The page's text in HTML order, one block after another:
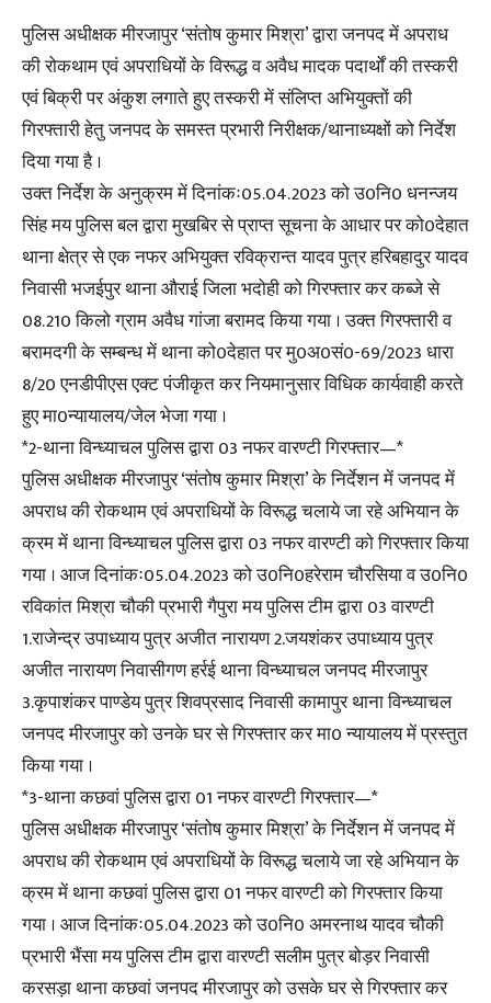
पुलिस अधीक्षक मीरजापुर ‘संतोष कुमार मिश्रा’ द्वारा जनपद में अपराध
की रोकथाम एवं अपराधियों के विरूद्ध व अवैध मादक पदार्थों की तस्करी
एवं बिक्री पर अंकुश लगाते हुए तस्करी में संलिप्त अभियुक्तों की
गिरफ्तारी हेतु जनपद के समस्त प्रभारी निरीक्षक/थानाध्यक्षों को निर्देश
दिया गया है ।
उक्त निर्देश के अनुक्रम में दिनांकः05.04.2023 को उ0नि0 धनन्जय
सिंह मय पुलिस बल द्वारा मुखबिर से प्राप्त सूचना के आधार पर को0देहात
थाना क्षेत्र से एक नफर अभियुक्त रविक्रान्त यादव पुत्र हरिबहादुर यादव
निवासी भजईपुर थाना औराई जिला भदोही को गिरफ्तार कर कब्जे से
08.210 किलो ग्राम अवैध गांजा बरामद किया गया । उक्त गिरफ्तारी व
बरामदगी के सम्बन्ध में थाना को0देहात पर मु0अ0सं0-69/2023 धारा
8/20 एनडीपीएस एक्ट पंजीकृत कर नियमानुसार विधिक कार्यवाही करते
हुए मा0न्यायालय/जेल भेजा गया ।
*2-थाना विन्ध्याचल पुलिस द्वारा 03 नफर वारण्टी गिरफ्तार—*
पुलिस अधीक्षक मीरजापुर ‘संतोष कुमार मिश्रा’ के निर्देशन में जनपद में
अपराध की रोकथाम एवं अपराधियों के विरूद्ध चलाये जा रहे अभियान के
क्रम में थाना विन्ध्याचल पुलिस द्वारा 03 नफर वारण्टी को गिरफ्तार किया
गया । आज दिनांकः05.04.2023 को उ0नि0हरेराम चौरसिया व उ0नि0
रविकांत मिश्रा चौकी प्रभारी गैपुरा मय पुलिस टीम द्वारा 03 वारण्टी
1.राजेन्द्र उपाध्याय पुत्र अजीत नारायण 2.जयशंकर उपाध्याय पुत्र
अजीत नारायण निवासीगण हर्रई थाना विन्ध्याचल जनपद मीरजापुर
3.कृपाशंकर पाण्डेय पुत्र शिवप्रसाद निवासी कामापुर थाना विन्ध्याचल
जनपद मीरजापुर को उनके घर से गिरफ्तार कर मा0 न्यायालय में प्रस्तुत
किया गया ।
*3-थाना कछवां पुलिस द्वारा 01 नफर वारण्टी गिरफ्तार—*
पुलिस अधीक्षक मीरजापुर ‘संतोष कुमार मिश्रा’ के निर्देशन में जनपद में
अपराध की रोकथाम एवं अपराधियों के विरूद्ध चलाये जा रहे अभियान के
क्रम में थाना कछवां पुलिस द्वारा 01 नफर वारण्टी को गिरफ्तार किया
गया । आज दिनांकः05.04.2023 को उ0नि0 अमरनाथ यादव चौकी
प्रभारी भैंसा मय पुलिस टीम द्वारा वारण्टी सलीम पुत्र बोड़र निवासी
करसड़ा थाना कछवां जनपद मीरजापुर को उसके घर से गिरफ्तार कर